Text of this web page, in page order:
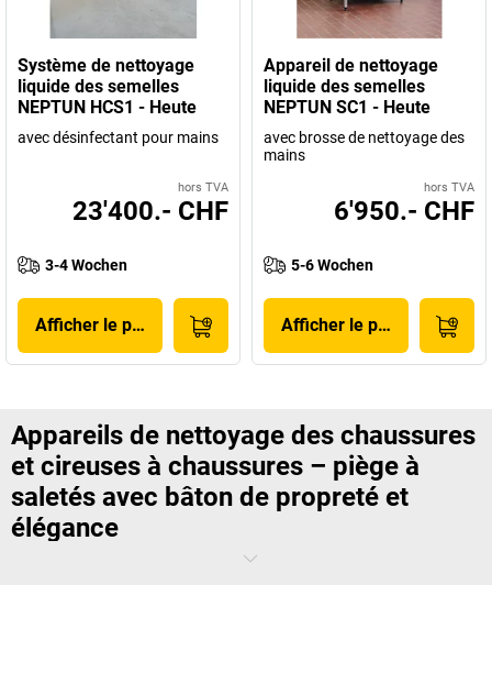
Système de nettoyage
liquide des semelles
NEPTUN HCS1 - Heute
avec désinfectant pour mains
hors TVA
23'400.- CHF
3-4 Wochen
Afficher le produit
Appareil de nettoyage
liquide des semelles
NEPTUN SC1 - Heute
avec brosse de nettoyage des
mains
hors TVA
6'950.- CHF
5-6 Wochen
Afficher le produit
Appareils de nettoyage des chaussures
et cireuses à chaussures – piège à
saletés avec bâton de propreté et
élégance